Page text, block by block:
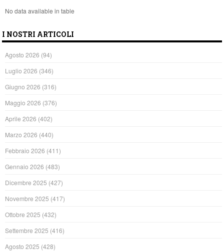
No data available in table
I NOSTRI ARTICOLI
Agosto 2026 (94)
Luglio 2026 (346)
Giugno 2026 (316)
Maggio 2026 (376)
Aprile 2026 (402)
Marzo 2026 (440)
Febbraio 2026 (411)
Gennaio 2026 (483)
Dicembre 2025 (427)
Novembre 2025 (417)
Ottobre 2025 (432)
Settembre 2025 (416)
Agosto 2025 (428)